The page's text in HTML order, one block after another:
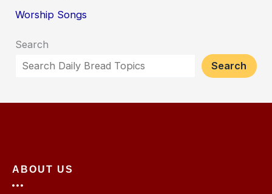
Worship Songs
Search
Search
ABOUT US